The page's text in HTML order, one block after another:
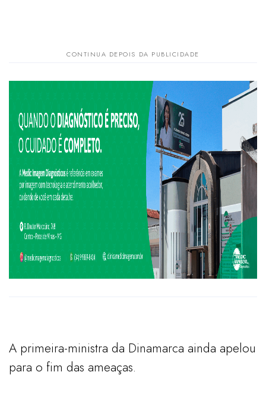
A primeira-ministra da Dinamarca ainda apelou
para o fim das ameaças.